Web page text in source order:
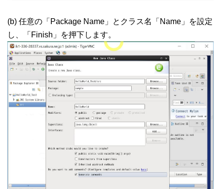
(b) 任意の「Package Name」とクラス名「Name」を設定
し、「Finish」を押下します。